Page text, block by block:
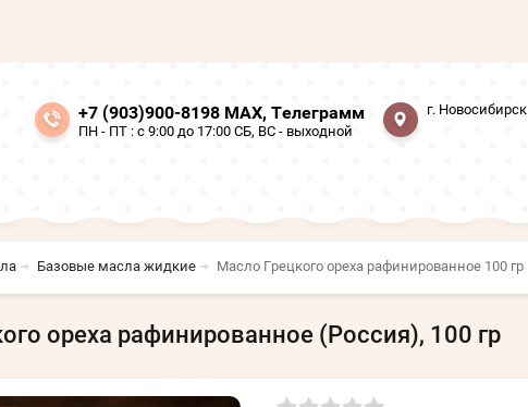
+7 (903)900-8198 МАХ, Телеграмм
ПН - ПТ : с 9:00 до 17:00 СБ, ВС - выходной
г. Новосибирск
Базовые масла жидкие Масло Грецкого ореха рафинированное 100 гр
ореха рафинированное (Россия), 100 гр